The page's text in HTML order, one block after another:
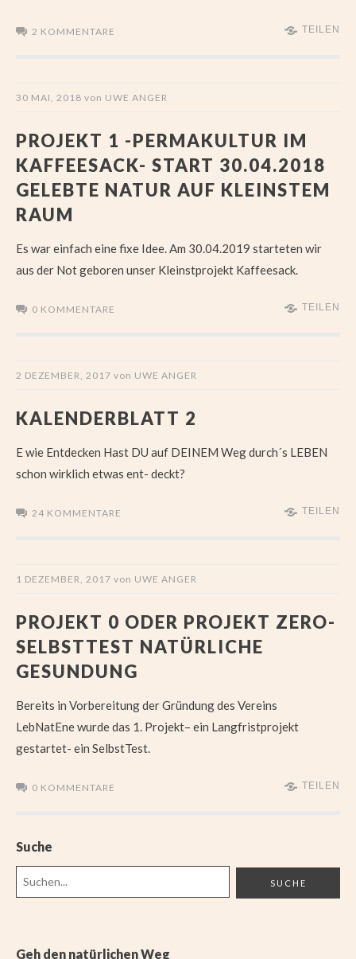
2 KOMMENTARE TEILEN
30 MAI, 2018 von UWE ANGER
PROJEKT 1 -PERMAKULTUR IM
KAFFEESACK- START 30.04.2018
GELEBTE NATUR AUF KLEINSTEM
RAUM
Es war einfach eine fixe Idee. Am 30.04.2019 starteten wir
aus der Not geboren unser Kleinstprojekt Kaffeesack.
0 KOMMENTARE TEILEN
2 DEZEMBER, 2017 von UWE ANGER
KALENDERBLATT 2
E wie Entdecken Hast DU auf DEINEM Weg durch´s LEBEN
schon wirklich etwas ent- deckt?
24 KOMMENTARE TEILEN
1 DEZEMBER, 2017 von UWE ANGER
PROJEKT 0 ODER PROJEKT ZERO-
SELBSTTEST NATÜRLICHE
GESUNDUNG
Bereits in Vorbereitung der Gründung des Vereins
LebNatEne wurde das 1. Projekt– ein Langfristprojekt
gestartet- ein SelbstTest.
0 KOMMENTARE TEILEN
Suche
Geh den natürlichen Weg